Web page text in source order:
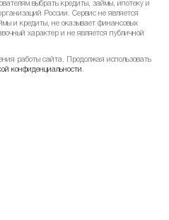
₽ +0.5%
выбрать кредиты, займы, ипотеку и
России. Сервис не является
и кредиты, не оказывает финансовых
характер и не является публичной
работы сайта. Продолжая использовать
конфиденциальности .